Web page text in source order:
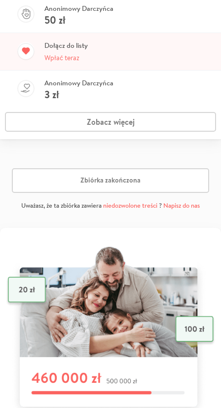
Anonimowy Darczyńca
50 zł
Dołącz do listy
Wpłać teraz
Anonimowy Darczyńca
3 zł
Zobacz więcej
Zbiórka zakończona
Uważasz, że ta zbiórka zawiera niedozwolone treści? Napisz do nas